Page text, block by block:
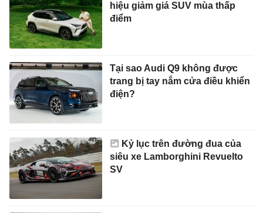
hiệu giảm giá SUV mùa thấp
điểm
Tại sao Audi Q9 không được
trang bị tay nắm cửa điều khiển
điện?
Kỷ lục trên đường đua của
siêu xe Lamborghini Revuelto
SV